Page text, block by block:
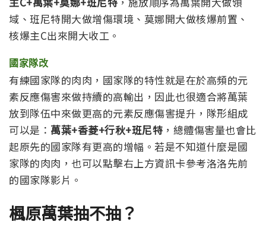
域、班尼特開大做增傷環境、莫娜開大做核爆前置、
核爆主C出來開大收工。
國家隊改
有練國家隊的肉肉，國家隊的特性就是在於高頻的元
素反應傷害來做持續的高輸出，因此也很適合將萬葉
放到隊伍中來做更高的元素反應傷害提升，隊形組成
可以是： 萬葉+香菱+行秋+班尼特 ，總體傷害量也會比
起原先的國家隊有更高的增幅。若是不知道什麼是國
家隊的肉肉，也可以點擊右上方資訊卡參考洛洛先前
的國家隊影片。
楓原萬葉抽不抽？